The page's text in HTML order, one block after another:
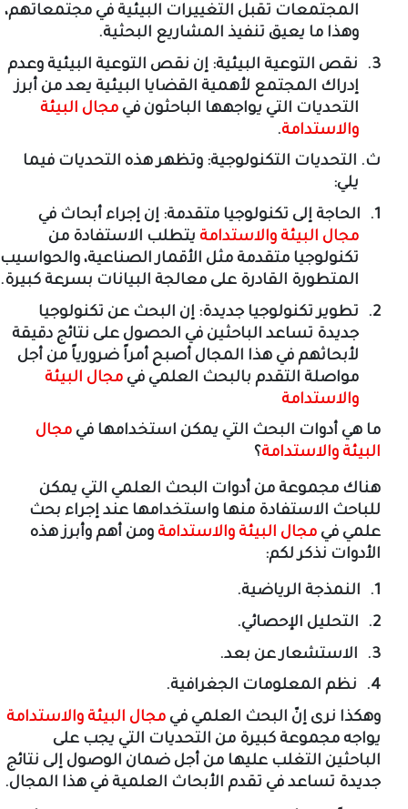
المجتمعات تقبل التغييرات البيئية في مجتمعاتهم،
وهذا ما يعيق تنفيذ المشاريع البحثية.
نقص التوعية البيئية: إن نقص التوعية البيئية وعدم
إدراك المجتمع لأهمية القضايا البيئية يعد من أبرز
التحديات التي يواجهها الباحثون فيمجال البيئة
والاستدامة.
ث‌. التحديات التكنولوجية: وتظهر هذه التحديات فيما
يلي:
الحاجة إلى تكنولوجيا متقدمة: إن إجراء أبحاث في
مجال البيئة والاستدامةيتطلب الاستفادة من
تكنولوجيا متقدمة مثل الأقمار الصناعية، والحواسيب
المتطورة القادرة على معالجة البيانات بسرعة كبيرة.
تطوير تكنولوجيا جديدة: إن البحث عن تكنولوجيا
جديدة تساعد الباحثين في الحصول على نتائج دقيقة
لأبحاثهم في هذا المجال أصبح أمراً ضرورياً من أجل
مواصلة التقدم بالبحث العلمي فيمجال البيئة
والاستدامة
ما هي أدوات البحث التي يمكن استخدامها فيمجال
البيئة والاستدامة؟
هناك مجموعة من أدوات البحث العلمي التي يمكن
للباحث الاستفادة منها واستخدامها عند إجراء بحث
علمي فيمجال البيئة والاستدامةومن أهم وأبرز هذه
الأدوات نذكر لكم:
النمذجة الرياضية.
التحليل الإحصائي.
الاستشعار عن بعد.
نظم المعلومات الجغرافية.
وهكذا نرى إنّ البحث العلمي فيمجال البيئة والاستدامة
يواجه مجموعة كبيرة من التحديات التي يجب على
الباحثين التغلب عليها من أجل ضمان الوصول إلى نتائج
جديدة تساعد في تقدم الأبحاث العلمية في هذا المجال.